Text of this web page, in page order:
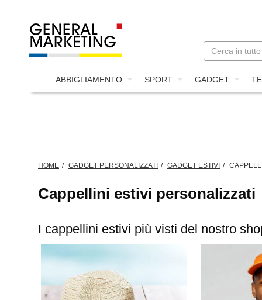
ABBIGLIAMENTO SPORT GADGET
HOME GADGET PERSONALIZZATI GADGET ESTIVI
Cappellini estivi personalizzati
I cappellini estivi più visti del nostro